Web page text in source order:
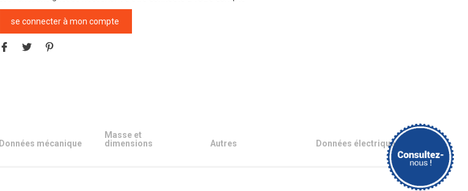
se connecter à mon compte
Données mécanique
Masse et
dimensions
Autres Données électriques